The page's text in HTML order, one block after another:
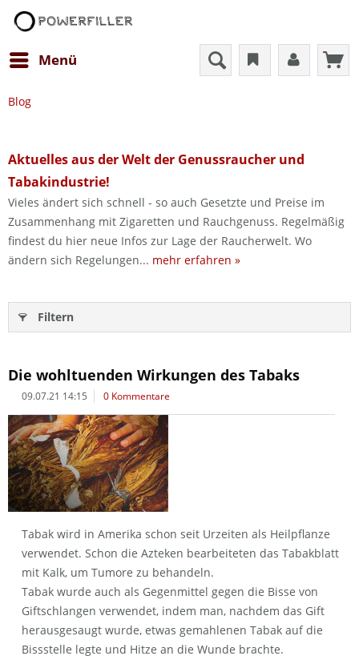
Menü
Blog
Aktuelles aus der Welt der Genussraucher und
Tabakindustrie!
Vieles ändert sich schnell - so auch Gesetzte und Preise im
Zusammenhang mit Zigaretten und Rauchgenuss. Regelmäßig
findest du hier neue Infos zur Lage der Raucherwelt. Wo
ändern sich Regelungen... mehr erfahren »
Filtern
Die wohltuenden Wirkungen des Tabaks
09.07.21 14:15 0 Kommentare
Tabak wird in Amerika schon seit Urzeiten als Heilpflanze
verwendet. Schon die Azteken bearbeiteten das Tabakblatt
mit Kalk, um Tumore zu behandeln.
Tabak wurde auch als Gegenmittel gegen die Bisse von
Giftschlangen verwendet, indem man, nachdem das Gift
herausgesaugt wurde, etwas gemahlenen Tabak auf die
Bissstelle legte und Hitze an die Wunde brachte.